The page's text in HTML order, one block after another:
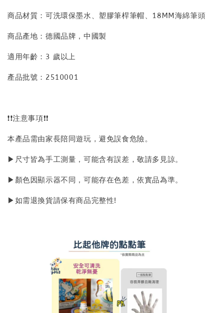
商品材質：可洗環保墨水、塑膠筆桿筆帽、18MM海綿筆頭
商品產地：德國品牌，中國製
適用年齡：3 歲以上
產品批號：2510001
❗❗注意事項❗❗
本產品需由家長陪同遊玩，避免誤食危險。
▶尺寸皆為手工測量，可能含有誤差，敬請多見諒。
▶顏色因顯示器不同，可能存在色差，依實品為準。
▶如需退換貨請保有商品完整性!